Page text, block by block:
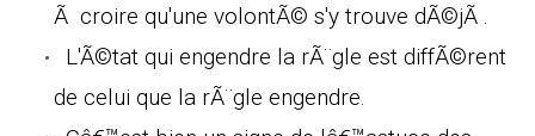
Ã croire qu'une volontÃ© s'y trouve dÃ©jÃ .
L'Ã©tat qui engendre la rÃ¨gle est diffÃ©rent
de celui que la rÃ¨gle engendre.